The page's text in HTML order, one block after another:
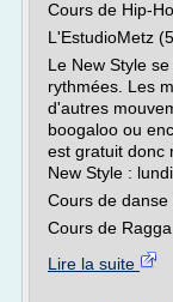
Cours de Hip-
L'EstudioMetz
Le New Style
rythmées. Les
d'autres
boogaloo ou
est gratuit donc
New Style :
Cours de danse
Cours de
Lire la suite